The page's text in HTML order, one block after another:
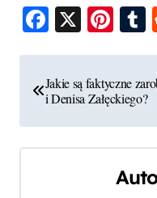
Facebook
X
a
w
Jakie są faktyczne
i Denisa Załęckiego?